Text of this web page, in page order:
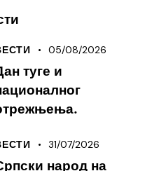
05/08/2026
туге и
31/07/2026
народ на